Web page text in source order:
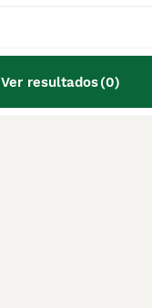
Ver resultados(0)